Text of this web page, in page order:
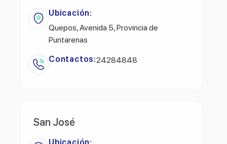
Ubicación:
Quepos, Avenida 5, Provincia de
Puntarenas
Contactos:24284848
San José